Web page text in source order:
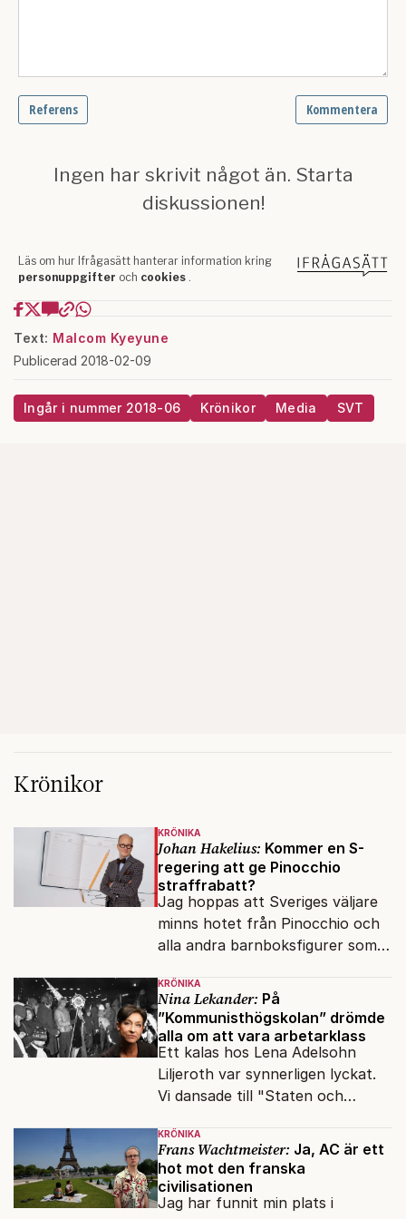
Text: Malcom Kyeyune
Publicerad 2018-02-09
Ingår i nummer 2018-06 Krönikor Media SVT
Krönikor
KRÖNIKA
Johan Hakelius: Kommer en S-
regering att ge Pinocchio
straffrabatt?
Jag hoppas att Sveriges väljare
minns hotet från Pinocchio och
alla andra barnboksfigurer som
upphovsrätt.
KRÖNIKA
Nina Lekander: På
”Kommunisthögskolan” drömde
alla om att vara arbetarklass
Ett kalas hos Lena Adelsohn
Liljeroth var synnerligen lyckat.
Vi dansade till "Staten och
KRÖNIKA
Frans Wachtmeister: Ja, AC är ett
hot mot den franska
civilisationen
Jag har funnit min plats i